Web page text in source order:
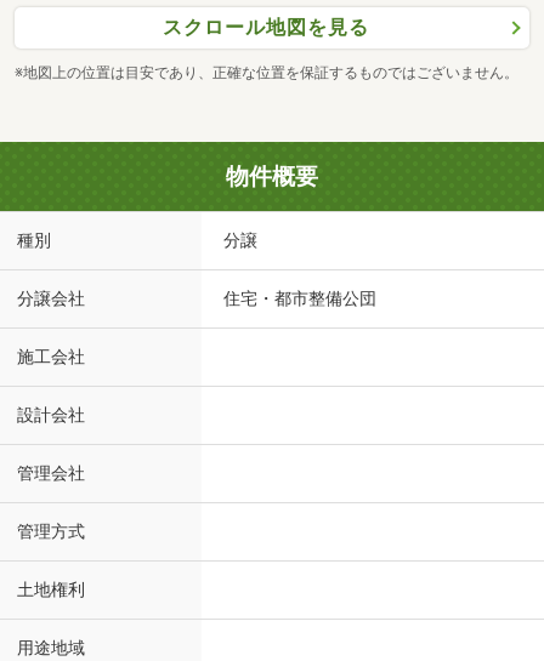
スクロール地図を見る
※地図上の位置は目安であり、正確な位置を保証するものではございません。
物件概要
種別 分譲
分譲会社 住宅・都市整備公団
施工会社
設計会社
管理会社
管理方式
土地権利
用途地域